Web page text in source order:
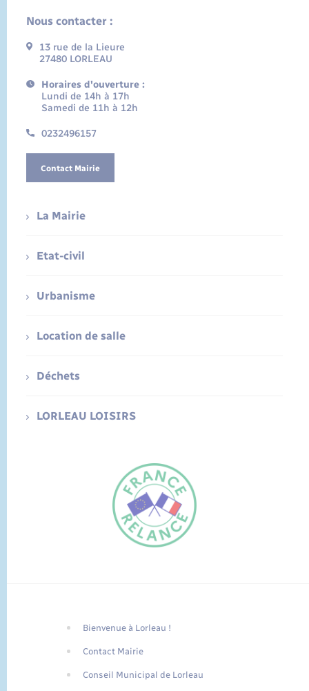
Traduction du
FR
Nous contacter :
13 rue de la Lieure
27480 LORLEAU
Horaires d'ouverture :
Lundi de 14h à 17h
Samedi de 11h à 12h
0232496157
Contact Mairie
La Mairie
Etat-civil
Urbanisme
Location de salle
Déchets
LORLEAU LOISIRS
Bienvenue à Lorleau !
Contact Mairie
Conseil Municipal de Lorleau